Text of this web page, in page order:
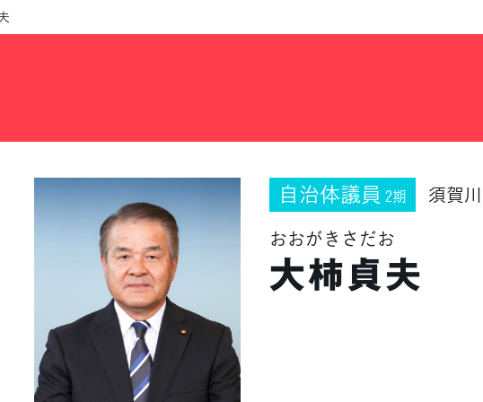
自治体議員 2期
須賀
おおがきさだお
大柿貞夫